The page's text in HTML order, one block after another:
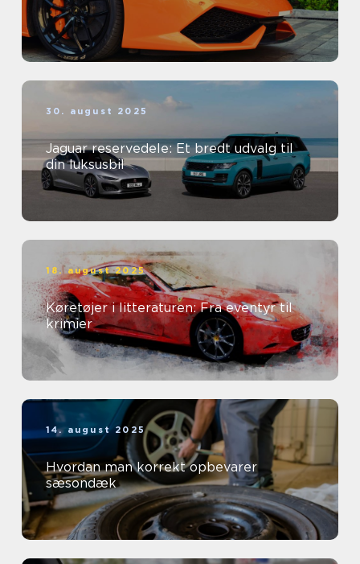
30. august 2025
Jaguar reservedele: Et bredt udvalg til
din luksusbil
18. august 2025
Køretøjer i litteraturen: Fra eventyr til
krimier
14. august 2025
Hvordan man korrekt opbevarer
sæsondæk